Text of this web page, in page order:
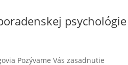
psychológie
Pozývame Vás zasadnutie